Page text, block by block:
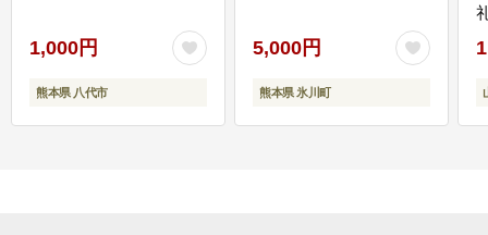
1,000円
熊本県 八代市
5,000円
熊本県 氷川町